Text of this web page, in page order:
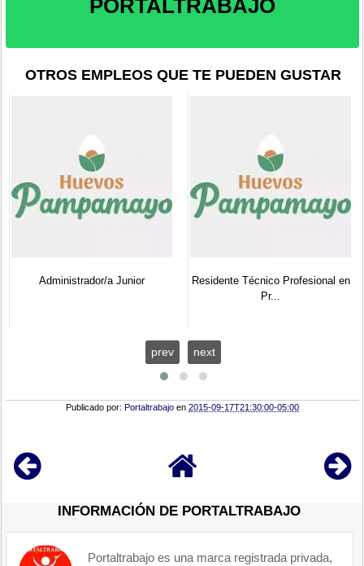
PORTALTRABAJO
OTROS EMPLEOS QUE TE PUEDEN GUSTAR
Administrador/a Junior
Residente Técnico Profesional en
Pr...
prev next
Publicado por:Portaltrabajo en2015-09-17T21:30:00-05:00
INFORMACIÓN DE PORTALTRABAJO
Portaltrabajo es una marca registrada privada,